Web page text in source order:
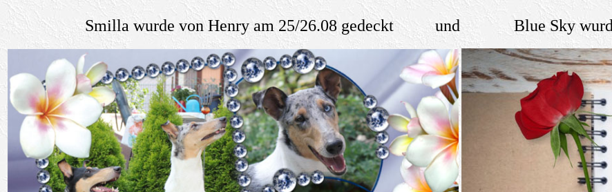
Smilla wurde von Henry am 25/26.08 gedeckt und Blue Sky wurde